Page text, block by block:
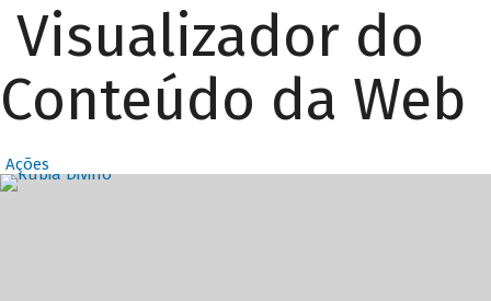
Visualizador do
Conteúdo da Web
Ações
Destaques